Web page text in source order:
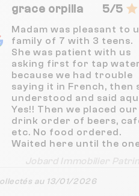
grace orpilla 5/5
Madam was pleasant to
family of 7 with 3 teens.
She was patient with us
asking first for tap
because we had trouble
saying it in French, then
understood and said
Yes!! Then we placed our
drink order of beers,
etc. No food ordered.
Waited here until the
nearby. Atmosphere was
great. Love the area.
Jobard Immobilier
au 13/01/2026